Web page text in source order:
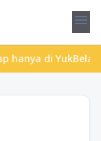
menu